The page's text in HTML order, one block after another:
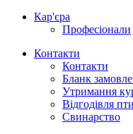
Кар'єра
Професіонали
Контакти
Контакти
Бланк
Утримання
Відгодівля
Свинарство